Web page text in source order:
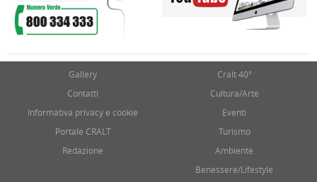
Gallery
Contatti
Informativa privacy e cookie
Portale CRALT
Redazione
Cralt 40°
Cultura/Arte
Eventi
Turismo
Ambiente
Benessere/Lifestyle